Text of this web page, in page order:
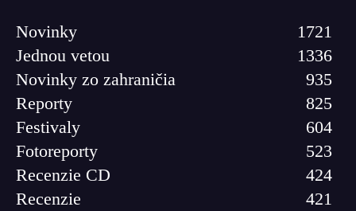
Novinky
1721
Jednou vetou
1336
Novinky zo zahraničia
935
Reporty
825
Festivaly
604
Fotoreporty
523
Recenzie CD
424
Recenzie
421